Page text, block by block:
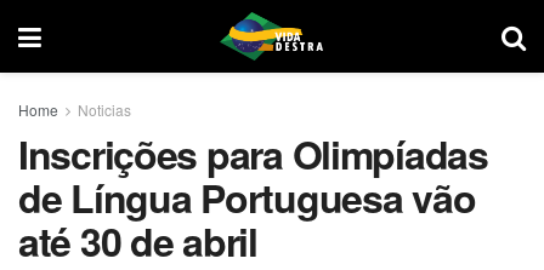
Home Noticias
Inscrições para Olimpíadas
de Língua Portuguesa vão
até 30 de abril